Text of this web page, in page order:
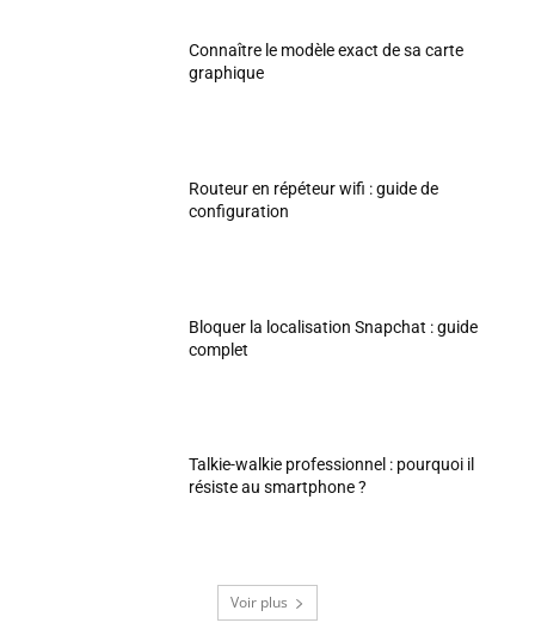
Connaître le modèle exact de sa carte
graphique
Routeur en répéteur wifi : guide de
configuration
Bloquer la localisation Snapchat : guide
complet
Talkie-walkie professionnel : pourquoi il
résiste au smartphone ?
Voir plus